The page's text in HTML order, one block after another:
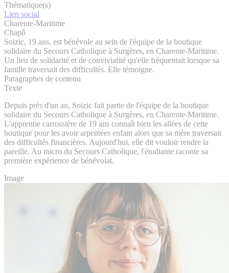
Thématique(s)
Lien social
Charente-Maritime
Chapô
Soizic, 19 ans, est bénévole au sein de l'équipe de la boutique
solidaire du Secours Catholique à Surgères, en Charente-Maritime.
Un lieu de solidarité et de convivialité qu'elle fréquentait lorsque sa
famille traversait des difficultés. Elle témoigne.
Paragraphes de contenu
Texte
Depuis près d'un an, Soizic fait partie de l'équipe de la boutique
solidaire du Secours Catholique à Surgères, en Charente-Maritime.
L'apprentie carrossière de 19 ans connaît bien les allées de cette
boutique pour les avoir arpentées enfant alors que sa mère traversait
des difficultés financières. Aujourd'hui, elle dit vouloir rendre la
pareille. Au micro du Secours Catholique, l'étudiante raconte sa
première expérience de bénévolat.
Image